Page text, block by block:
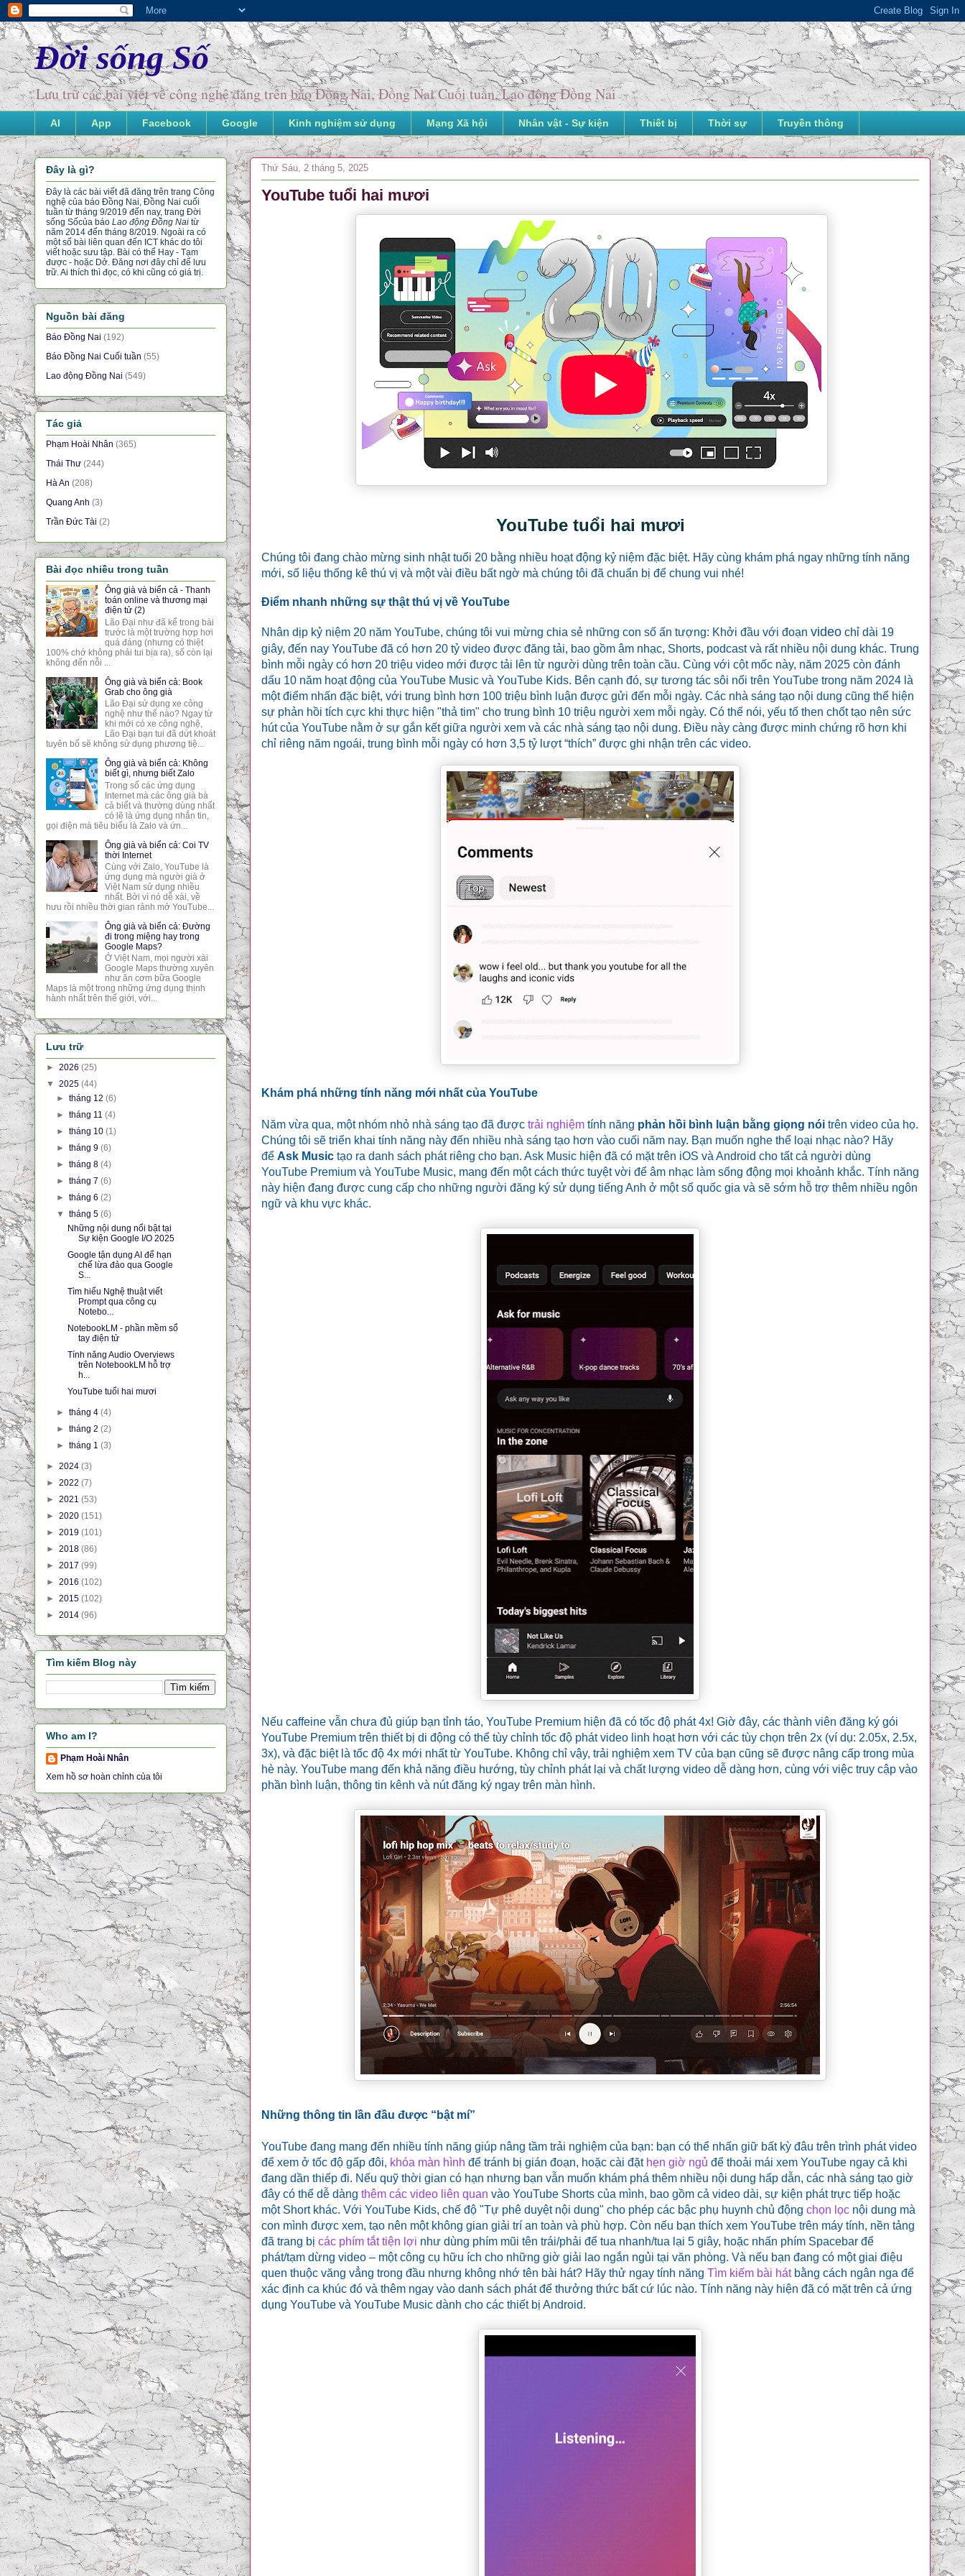
Đời sống Số
Lưu trữ các bài viết về công nghệ đăng trên báo Đồng Nai, Đồng Nai Cuối tuần, Lao động Đồng Nai
AI App Facebook Google Kinh nghiệm sử dụng Mạng Xã hội Nhân vật - Sự kiện Thiết bị Thời sự Truyền thông
Thứ Sáu, 2 tháng 5, 2025
YouTube tuổi hai mươi
YouTube tuổi hai mươi
Chúng tôi đang chào mừng sinh nhật tuổi 20 bằng nhiều hoạt động kỷ niệm đặc biệt. Hãy cùng khám phá ngay những tính năng
mới, số liệu thống kê thú vị và một vài điều bất ngờ mà chúng tôi đã chuẩn bị để chung vui nhé!
Điểm nhanh những sự thật thú vị về YouTube
Nhân dịp kỷ niệm 20 năm YouTube, chúng tôi vui mừng chia sẻ những con số ấn tượng: Khởi đầu với đoạn video chỉ dài 19
giây, đến nay YouTube đã có hơn 20 tỷ video được đăng tải, bao gồm âm nhạc, Shorts, podcast và rất nhiều nội dung khác. Trung
bình mỗi ngày có hơn 20 triệu video mới được tải lên từ người dùng trên toàn cầu. Cùng với cột mốc này, năm 2025 còn đánh
dấu 10 năm hoạt động của YouTube Music và YouTube Kids. Bên cạnh đó, sự tương tác sôi nổi trên YouTube trong năm 2024 là
một điểm nhấn đặc biệt, với trung bình hơn 100 triệu bình luận được gửi đến mỗi ngày. Các nhà sáng tạo nội dung cũng thể hiện
sự phản hồi tích cực khi thực hiện "thả tim" cho trung bình 10 triệu người xem mỗi ngày. Có thể nói, yếu tố then chốt tạo nên sức
hút của YouTube nằm ở sự gắn kết giữa người xem và các nhà sáng tạo nội dung. Điều này càng được minh chứng rõ hơn khi
chỉ riêng năm ngoái, trung bình mỗi ngày có hơn 3,5 tỷ lượt “thích” được ghi nhận trên các video.
Khám phá những tính năng mới nhất của YouTube
Năm vừa qua, một nhóm nhỏ nhà sáng tạo đã được trải nghiệm tính năng phản hồi bình luận bằng giọng nói trên video của họ.
Chúng tôi sẽ triển khai tính năng này đến nhiều nhà sáng tạo hơn vào cuối năm nay. Bạn muốn nghe thể loại nhạc nào? Hãy
để Ask Music tạo ra danh sách phát riêng cho bạn. Ask Music hiện đã có mặt trên iOS và Android cho tất cả người dùng
YouTube Premium và YouTube Music, mang đến một cách thức tuyệt vời để âm nhạc làm sống động mọi khoảnh khắc. Tính năng
này hiện đang được cung cấp cho những người đăng ký sử dụng tiếng Anh ở một số quốc gia và sẽ sớm hỗ trợ thêm nhiều ngôn
ngữ và khu vực khác.
Nếu caffeine vẫn chưa đủ giúp bạn tỉnh táo, YouTube Premium hiện đã có tốc độ phát 4x! Giờ đây, các thành viên đăng ký gói
YouTube Premium trên thiết bị di động có thể tùy chỉnh tốc độ phát video linh hoạt hơn với các tùy chọn trên 2x (ví dụ: 2.05x, 2.5x,
3x), và đặc biệt là tốc độ 4x mới nhất từ YouTube. Không chỉ vậy, trải nghiệm xem TV của bạn cũng sẽ được nâng cấp trong mùa
hè này. YouTube mang đến khả năng điều hướng, tùy chỉnh phát lại và chất lượng video dễ dàng hơn, cùng với việc truy cập vào
phần bình luận, thông tin kênh và nút đăng ký ngay trên màn hình.
Những thông tin lần đầu được “bật mí”
YouTube đang mang đến nhiều tính năng giúp nâng tầm trải nghiệm của bạn: bạn có thể nhấn giữ bất kỳ đâu trên trình phát video
để xem ở tốc độ gấp đôi, khóa màn hình để tránh bị gián đoạn, hoặc cài đặt hẹn giờ ngủ để thoải mái xem YouTube ngay cả khi
đang dần thiếp đi. Nếu quỹ thời gian có hạn nhưng bạn vẫn muốn khám phá thêm nhiều nội dung hấp dẫn, các nhà sáng tạo giờ
đây có thể dễ dàng thêm các video liên quan vào YouTube Shorts của mình, bao gồm cả video dài, sự kiện phát trực tiếp hoặc
một Short khác. Với YouTube Kids, chế độ "Tự phê duyệt nội dung" cho phép các bậc phụ huynh chủ động chọn lọc nội dung mà
con mình được xem, tạo nên một không gian giải trí an toàn và phù hợp. Còn nếu bạn thích xem YouTube trên máy tính, nền tảng
đã trang bị các phím tắt tiện lợi như dùng phím mũi tên trái/phải để tua nhanh/tua lại 5 giây, hoặc nhấn phím Spacebar để
phát/tạm dừng video – một công cụ hữu ích cho những giờ giải lao ngắn ngủi tại văn phòng. Và nếu bạn đang có một giai điệu
quen thuộc văng vẳng trong đầu nhưng không nhớ tên bài hát? Hãy thử ngay tính năng Tìm kiếm bài hátbằng cách ngân nga để
xác định ca khúc đó và thêm ngay vào danh sách phát để thưởng thức bất cứ lúc nào. Tính năng này hiện đã có mặt trên cả ứng
dụng YouTube và YouTube Music dành cho các thiết bị Android.
Đây là gì?
Đây là các bài viết đã đăng trên trang Công
nghệ của báo Đồng Nai, Đồng Nai cuối
tuần từ tháng 9/2019 đến nay, trang Đời
sống Sốcủa báo Lao động Đồng Nai từ
năm 2014 đến tháng 8/2019. Ngoài ra có
một số bài liên quan đến ICT khác do tôi
viết hoặc sưu tập. Bài có thể Hay - Tạm
được - hoặc Dở. Đăng nơi đây chỉ để lưu
trữ. Ai thích thì đọc, có khi cũng có giá trị.
Nguồn bài đăng
Báo Đồng Nai (192)
Báo Đồng Nai Cuối tuần (55)
Lao động Đồng Nai (549)
Tác giả
Phạm Hoài Nhân (365)
Thái Thư (244)
Hà An (208)
Quang Anh (3)
Trần Đức Tài (2)
Bài đọc nhiều trong tuần
Ông già và biển cả - Thanh
toán online và thương mại
điện tử (2)
Lão Đại như đã kể trong bài
trước là một trường hợp hơi
quá đáng (nhưng có thiệt
100% chớ không phải tui bịa ra), số còn lại
không đến nỗi ...
Ông già và biển cả: Book
Grab cho ông già
Lão Đại sử dụng xe công
nghệ như thế nào? Ngay từ
khi mới có xe công nghệ,
Lão Đại bạn tui đã dứt khoát
tuyên bố sẽ không sử dụng phương tiệ...
Ông già và biển cả: Không
biết gì, nhưng biết Zalo
Trong số các ứng dụng
Internet mà các ông già bà
cả biết và thường dùng nhất
có lẽ là ứng dụng nhắn tin,
gọi điện mà tiêu biểu là Zalo và ứn...
Ông già và biển cả: Coi TV
thời Internet
Cùng với Zalo, YouTube là
ứng dụng mà người già ở
Việt Nam sử dụng nhiều
nhất. Bởi vì nó dễ xài, về
hưu rồi nhiều thời gian rảnh mở YouTube...
Ông già và biển cả: Đường
đi trong miệng hay trong
Google Maps?
Ở Việt Nam, mọi người xài
Google Maps thường xuyên
như ăn cơm bữa Google
Maps là một trong những ứng dụng thịnh
hành nhất trên thế giới, với...
Lưu trữ
► 2026 (25)
▼ 2025 (44)
►tháng 12(6)
►tháng 11(4)
►tháng 10(1)
►tháng 9(6)
►tháng 8(4)
►tháng 7(6)
►tháng 6(2)
▼tháng 5(6)
Những nội dung nổi bật tại
Sự kiện Google I/O 2025
Google tận dụng AI để hạn
chế lừa đảo qua Google
S...
Tìm hiểu Nghệ thuật viết
Prompt qua công cụ
Notebo...
NotebookLM - phần mềm sổ
tay điện tử
Tính năng Audio Overviews
trên NotebookLM hỗ trợ
h...
YouTube tuổi hai mươi
►tháng 4(4)
►tháng 2(2)
►tháng 1(3)
► 2024 (3)
► 2022 (7)
► 2021 (53)
► 2020 (151)
► 2019 (101)
► 2018 (86)
► 2017 (99)
► 2016 (102)
► 2015 (102)
► 2014 (96)
Tìm kiếm Blog này
Who am I?
Phạm Hoài Nhân
Xem hồ sơ hoàn chỉnh của tôi